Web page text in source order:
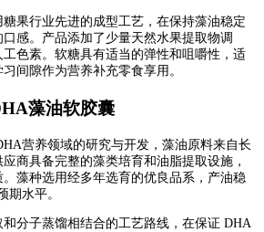
糖果行业先进的成型工艺，在保持藻油稳定
感。产品添加了少量天然水果提取物调
色素。软糖具有适当的弹性和咀嚼性，适
间隙作为营养补充零食享用。
藻油软胶囊
营养领域的研究与开发，藻油原料来自长
商具备完整的藻类培育和油脂提取设施，
藻种选用经多年选育的优良品系，产油稳
期水平。
和分子蒸馏相结合的工艺路线，在保证 DHA